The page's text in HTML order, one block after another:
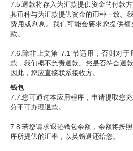
7.5.退款将存入为汇款提供资金的付款
其币种与为汇款提供资金的币种一致。
费用或利息。我们可能会要求您提供
款。
7.6.除非上文第 7.1 节适用，否则对于
款，我们概不负责退款。您是否符合退
因此，您应直接联系接收方。
钱包
7.7.您可通过本应用程序，申请提取您
分不可办理退款。
7.8.若您请求退还钱包余额，余额将按
序所提供的汇率，以英镑退还给您。